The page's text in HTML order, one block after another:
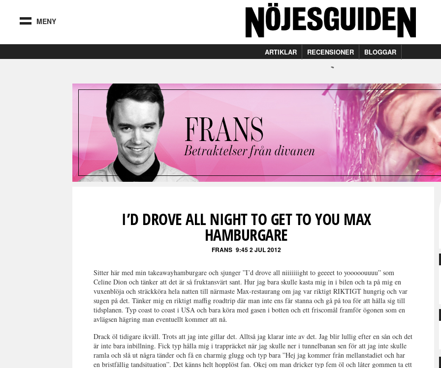
MENY
ARTIKLAR RECENSIONER BLOGGAR
I’D DROVE ALL NIGHT TO GET TO YOU MAX
HAMBURGARE
FRANS 9:45 2 JUL 2012
Sitter här med min takeawayhamburgare och sjunger ”I’d drove all niiiiiiight to geeeet to yooooouuuu” som
Celine Dion och tänker att det är så fruktansvärt sant. Hur jag bara skulle kasta mig in i bilen och ta på mig en
vuxenblöja och sträckköra hela natten till närmaste Max-restaurang om jag var riktigt RIKTIGT hungrig och var
sugen på det. Tänker mig en riktigt maffig roadtrip där man inte ens får stanna och gå på toa för att hålla sig till
tidsplanen. Typ coast to coast i USA och bara köra med gasen i botten och ett friscomål framför ögonen som en
avlägsen hägring man eventuellt kommer att nå.
Drack öl tidigare ikväll. Trots att jag inte gillar det. Alltså jag klarar inte av det. Jag blir lullig efter en sån och det
är inte bara inbillning. Fick typ hålla mig i trappräcket när jag skulle ner i tunnelbanan sen för att jag inte skulle
ramla och slå ut några tänder och få en charmig glugg och typ bara ”Hej jag kommer från mellanstadiet och har
en bristfällig tandsituation”. Det känns helt hopplöst fan. Okej om man dricker typ fem öl och låter gommen ta ett